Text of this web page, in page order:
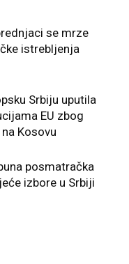
se mrze
istrebljenja
Srbiju uputila
EU zbog
Kosovu
posmatračka
izbore u Srbiji